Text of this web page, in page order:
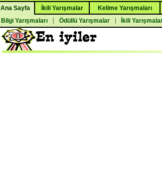
Ana Sayfa İkili Yarışmalar Kelime Yarışmaları
Bilgi Yarışmaları
Ödüllü Yarışmalar İkili